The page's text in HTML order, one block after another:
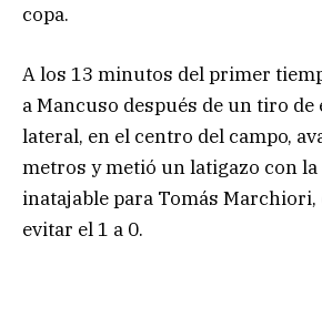
copa.
A los 13 minutos del primer
a Mancuso después de un tiro de
lateral, en el centro del campo,
metros y metió un latigazo con la
inatajable para Tomás Marchiori,
evitar el 1 a 0.